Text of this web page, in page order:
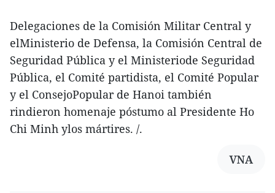
Delegaciones de la Comisión Militar Central y
elMinisterio de Defensa, la Comisión Central de
Seguridad Pública y el Ministeriode Seguridad
Pública, el Comité partidista, el Comité Popular
y el ConsejoPopular de Hanoi también
rindieron homenaje póstumo al Presidente Ho
Chi Minh ylos mártires. /.
VNA